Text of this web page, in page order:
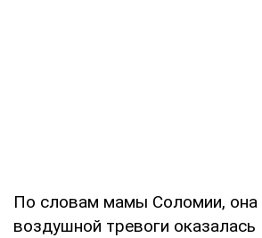
По словам мамы Соломии, она
воздушной тревоги оказалась